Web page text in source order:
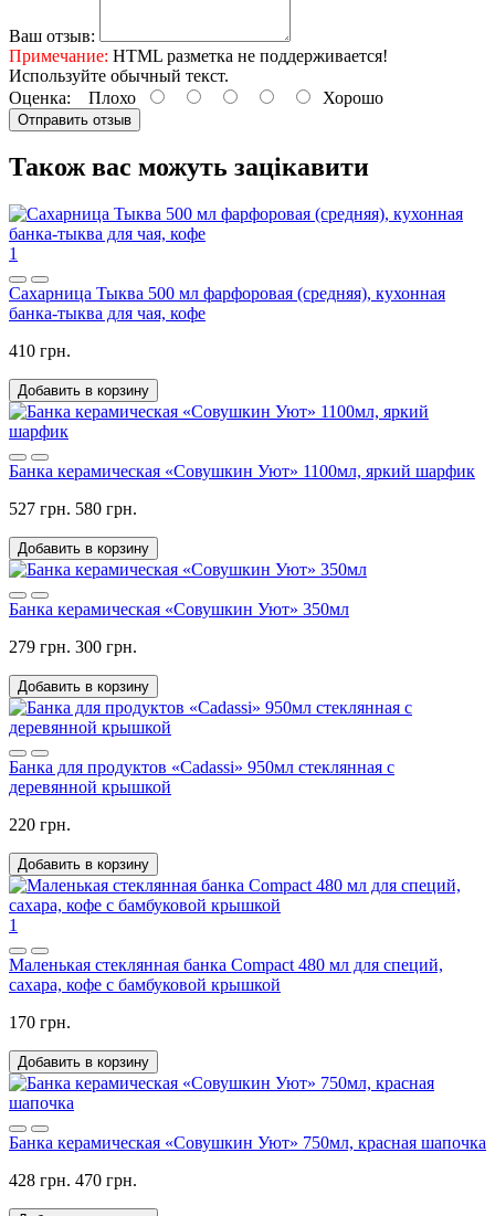
Ваш отзыв:
Примечание: HTML разметка не поддерживается!
Используйте обычный текст.
Оценка: Плохо Хорошо
Отправить отзыв
Також вас можуть зацікавити
1
Сахарница Тыква 500 мл фарфоровая (средняя), кухонная
банка-тыква для чая, кофе
410 грн.
Добавить в корзину
Банка керамическая «Совушкин Уют» 1100мл, яркий шарфик
527 грн. 580 грн.
Добавить в корзину
Банка керамическая «Совушкин Уют» 350мл
279 грн. 300 грн.
Добавить в корзину
Банка для продуктов «Cadassi» 950мл стеклянная с
деревянной крышкой
220 грн.
Добавить в корзину
1
Маленькая стеклянная банка Compact 480 мл для специй,
сахара, кофе с бамбуковой крышкой
170 грн.
Добавить в корзину
Банка керамическая «Совушкин Уют» 750мл, красная шапочка
428 грн. 470 грн.